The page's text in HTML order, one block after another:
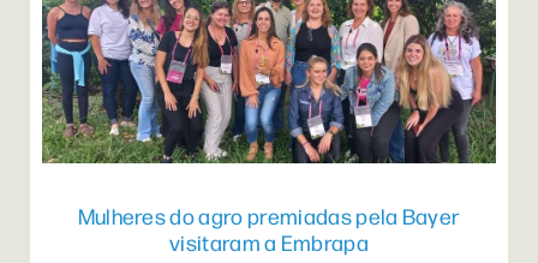
Mulheres do agro premiadas pela Bayer
visitaram a Embrapa